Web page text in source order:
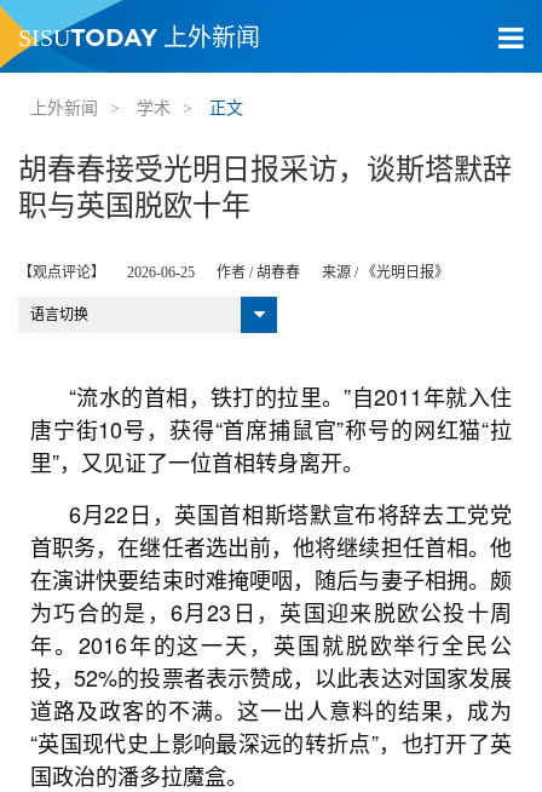
SISUTODAY 上外新闻
上外新闻 > 学术 > 正文
胡春春接受光明日报采访，谈斯塔默辞
职与英国脱欧十年
【观点评论】 2026-06-25 作者 /胡春春 来源 / 《光明日报》
语言切换
“流水的首相，铁打的拉里。”自2011年就入住
唐宁街10号，获得“首席捕鼠官”称号的网红猫“拉
里”，又见证了一位首相转身离开。
6月22日，英国首相斯塔默宣布将辞去工党党
首职务，在继任者选出前，他将继续担任首相。他
在演讲快要结束时难掩哽咽，随后与妻子相拥。颇
为巧合的是，6月23日，英国迎来脱欧公投十周
年。2016年的这一天，英国就脱欧举行全民公
投，52%的投票者表示赞成，以此表达对国家发展
道路及政客的不满。这一出人意料的结果，成为
“英国现代史上影响最深远的转折点”，也打开了英
国政治的潘多拉魔盒。